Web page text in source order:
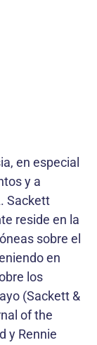
en especial
y a
Sackett
reside en la
sobre el
en
los
(Sackett &
of the
y Rennie